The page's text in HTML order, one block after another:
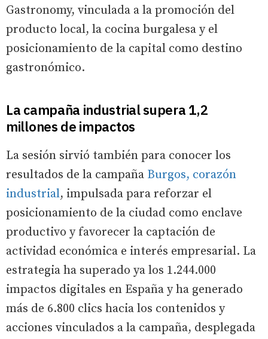
Gastronomy, vinculada a la promoción del
producto local, la cocina burgalesa y el
posicionamiento de la capital como destino
gastronómico.
La campaña industrial supera 1,2
millones de impactos
La sesión sirvió también para conocer los
resultados de la campaña Burgos, corazón
industrial, impulsada para reforzar el
posicionamiento de la ciudad como enclave
productivo y favorecer la captación de
actividad económica e interés empresarial. La
estrategia ha superado ya los 1.244.000
impactos digitales en España y ha generado
más de 6.800 clics hacia los contenidos y
acciones vinculados a la campaña, desplegada